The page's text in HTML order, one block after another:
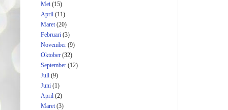
Mei (15)
April (11)
Maret(20)
Februari (3)
November (9)
Oktober (32)
September (12)
Juli (9)
Juni (1)
April (2)
Maret(3)